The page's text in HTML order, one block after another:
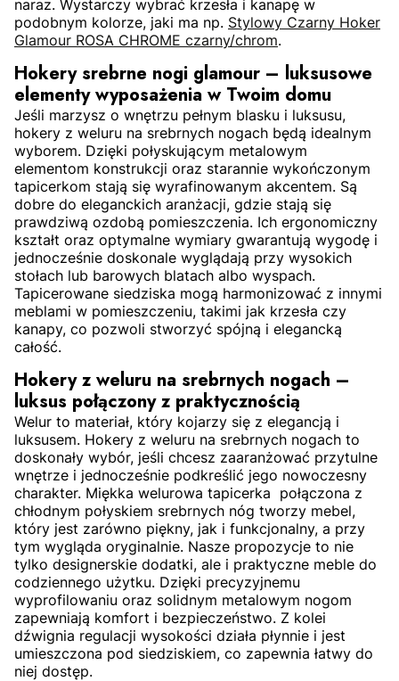
naraz. Wystarczy wybrać krzesła i kanapę w
podobnym kolorze, jaki ma np. Stylowy Czarny Hoker
Glamour ROSA CHROME czarny/chrom.
Hokery srebrne nogi glamour – luksusowe
elementy wyposażenia w Twoim domu
Jeśli marzysz o wnętrzu pełnym blasku i luksusu,
hokery z weluru na srebrnych nogach będą idealnym
wyborem. Dzięki połyskującym metalowym
elementom konstrukcji oraz starannie wykończonym
tapicerkom stają się wyrafinowanym akcentem. Są
dobre do eleganckich aranżacji, gdzie stają się
prawdziwą ozdobą pomieszczenia. Ich ergonomiczny
kształt oraz optymalne wymiary gwarantują wygodę i
jednocześnie doskonale wyglądają przy wysokich
stołach lub barowych blatach albo wyspach.
Tapicerowane siedziska mogą harmonizować z innymi
meblami w pomieszczeniu, takimi jak krzesła czy
kanapy, co pozwoli stworzyć spójną i elegancką
całość.
Hokery z weluru na srebrnych nogach –
luksus połączonyz praktycznością
Welur to materiał, który kojarzy się z elegancją i
luksusem. Hokery z weluru na srebrnych nogach to
doskonały wybór, jeśli chcesz zaaranżować przytulne
wnętrze i jednocześnie podkreślić jego nowoczesny
charakter. Miękka welurowa tapicerka połączona z
chłodnym połyskiem srebrnych nóg tworzy mebel,
który jest zarówno piękny, jak i funkcjonalny, a przy
tym wygląda oryginalnie. Nasze propozycje to nie
tylko designerskie dodatki, ale i praktyczne meble do
codziennego użytku. Dzięki precyzyjnemu
wyprofilowaniu oraz solidnym metalowym nogom
zapewniają komfort i bezpieczeństwo. Z kolei
dźwignia regulacji wysokości działa płynnie i jest
umieszczona pod siedziskiem, co zapewnia łatwy do
niej dostęp.